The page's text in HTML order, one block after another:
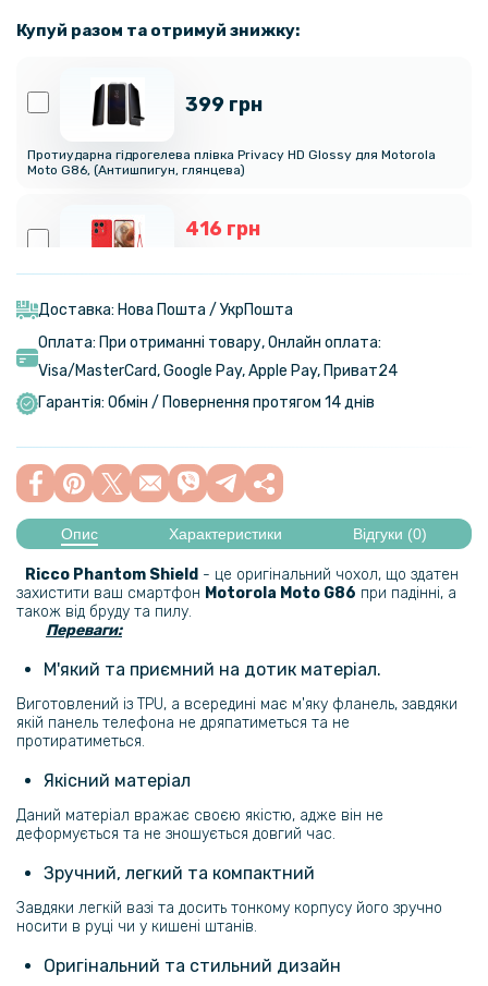
Купуй разом та отримуй знижку:
399 грн
Протиударна гідрогелева плівка Privacy HD Glossy для Motorola
Moto G86​, (Антишпигун, глянцева)
416 грн
169 грн
199 грн
Захисне скло Full Screen Tempered Glass для Motorola Moto G86
159 грн
199 грн
Протиударна гідрогелева плівка Hydrogel Film для Motorola Moto
G86​, Transparent
239 грн
Гідрогелева плівка iNobi Matte для Motorola Moto G86​, Матова
159 грн
G86​ на задню панель, Transparent
239 грн
Гідрогелева плівка iNobi Matte для Motorola Moto G86​ на задню
Доставка: Нова Пошта / УкрПошта
Оплата: При отриманні товару, Онлайн оплата:
Visa/MasterСard, Google Pay, Apple Pay, Приват24
Гарантія: Обмін / Повернення протягом 14 днів
Опис Характеристики Відгуки (0)
Ricco Phantom Shield - це оригінальний чохол, що здатен
захистити ваш смартфон Motorola Moto G86 при падінні, а
також від бруду та пилу.
Переваги:
М'який та приємний на дотик матеріал.
Виготовлений із TPU, а всередині має м'яку фланель, завдяки
якій панель телефона не дряпатиметься та не
протиратиметься.
Якісний матеріал
Даний матеріал вражає своєю якістю, адже він не
деформується та не зношується довгий час.
Зручний, легкий та компактний
Завдяки легкій вазі та досить тонкому корпусу його зручно
носити в руці чи у кишені штанів.
Оригінальний та стильний дизайн